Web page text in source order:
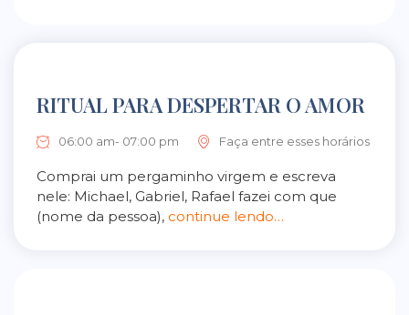
RITUAL PARA DESPERTAR O AMOR
06:00 am- 07:00 pm Faça entre esses horários
Comprai um pergaminho virgem e escreva
nele: Michael, Gabriel, Rafael fazei com que
(nome da pessoa), continue lendo…